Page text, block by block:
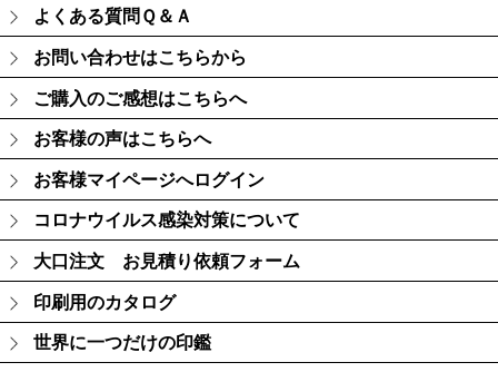
よくある質問Ｑ＆Ａ
お問い合わせはこちらから
ご購入のご感想はこちらへ
お客様の声はこちらへ
お客様マイページへログイン
コロナウイルス感染対策について
大口注文 お見積り依頼フォーム
印刷用のカタログ
世界に一つだけの印鑑